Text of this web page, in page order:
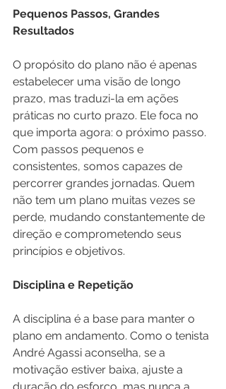
Pequenos Passos, Grandes
Resultados
O propósito do plano não é apenas
estabelecer uma visão de longo
prazo, mas traduzi-la em ações
práticas no curto prazo. Ele foca no
que importa agora: o próximo passo.
Com passos pequenos e
consistentes, somos capazes de
percorrer grandes jornadas. Quem
não tem um plano muitas vezes se
perde, mudando constantemente de
direção e comprometendo seus
princípios e objetivos.
Disciplina e Repetição
A disciplina é a base para manter o
plano em andamento. Como o tenista
André Agassi aconselha, se a
motivação estiver baixa, ajuste a